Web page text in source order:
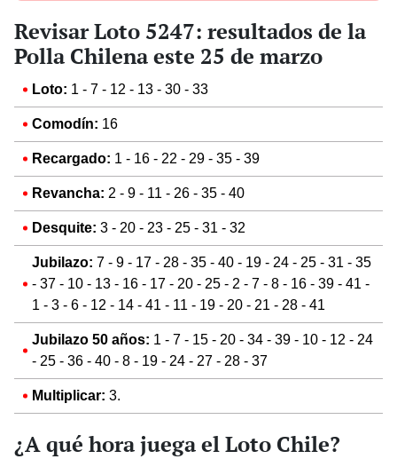
Revisar Loto 5247: resultados de la
Polla Chilena este 25 de marzo
Loto: 1 - 7 - 12 - 13 - 30 - 33
Comodín: 16
Recargado: 1 - 16 - 22 - 29 - 35 - 39
Revancha: 2 - 9 - 11 - 26 - 35 - 40
Desquite: 3 - 20 - 23 - 25 - 31 - 32
Jubilazo: 7 - 9 - 17 - 28 - 35 - 40 - 19 - 24 - 25 - 31 - 35
- 37 - 10 - 13 - 16 - 17 - 20 - 25 - 2 - 7 - 8 - 16 - 39 - 41 -
1 - 3 - 6 - 12 - 14 - 41 - 11 - 19 - 20 - 21 - 28 - 41
Jubilazo 50 años: 1 - 7 - 15 - 20 - 34 - 39 - 10 - 12 - 24
- 25 - 36 - 40 - 8 - 19 - 24 - 27 - 28 - 37
Multiplicar: 3.
¿A qué hora juega el Loto Chile?